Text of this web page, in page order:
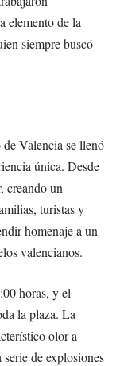
elemento de la
siempre buscó
Valencia se llenó
única. Desde
creando un
turistas y
homenaje a un
valencianos.
horas, y el
la plaza. La
olor a
de explosiones